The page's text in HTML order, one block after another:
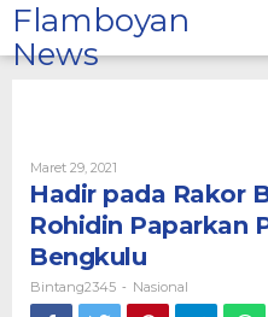
Lewati
ke
konten
Flamboyan
News
Maret 29, 2021
Bintang2345
Hadir pada Rakor
Rohidin Paparkan
Bengkulu
Bintang2345 - Nasional